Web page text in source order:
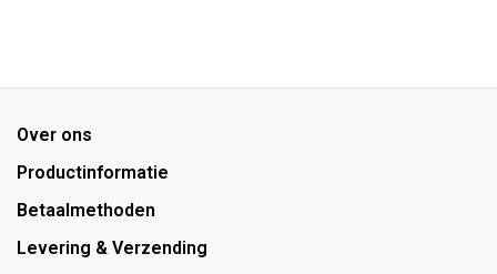
Over ons
Productinformatie
Betaalmethoden
Levering & Verzending